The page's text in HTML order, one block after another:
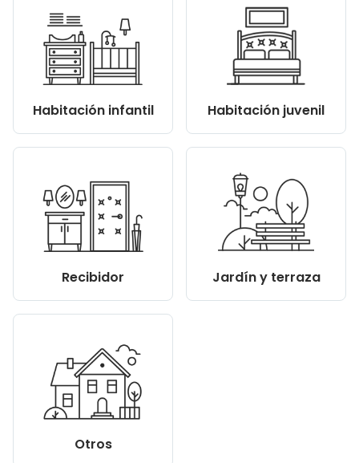
Habitación infantil Habitación juvenil
Recibidor Jardín y terraza
Otros